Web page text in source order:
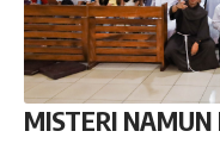
MISTERI